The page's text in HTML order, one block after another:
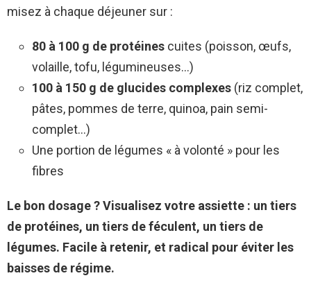
misez à chaque déjeuner sur :
80 à 100 g de protéines cuites (poisson, œufs,
volaille, tofu, légumineuses…)
100 à 150 g de glucides complexes (riz complet,
pâtes, pommes de terre, quinoa, pain semi-
complet…)
Une portion de légumes « à volonté » pour les
fibres
Le bon dosage ? Visualisez votre assiette : un tiers
de protéines, un tiers de féculent, un tiers de
légumes. Facile à retenir, et radical pour éviter les
baisses de régime.